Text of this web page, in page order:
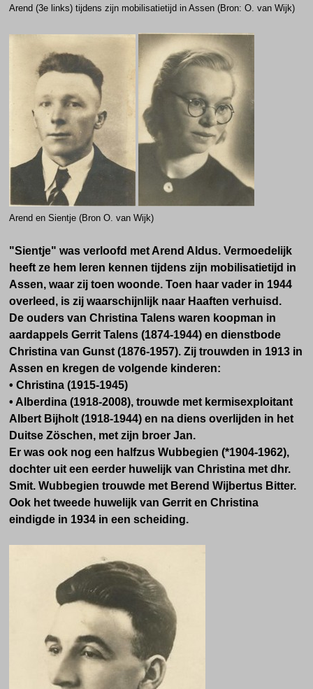
Arend (3e links) tijdens zijn mobilisatietijd in Assen (Bron: O. van Wijk)
Arend en Sientje (Bron O. van Wijk)
"Sientje" was verloofd met Arend Aldus. Vermoedelijk
heeft ze hem leren kennen tijdens zijn mobilisatietijd in
Assen, waar zij toen woonde. Toen haar vader in 1944
overleed, is zij waarschijnlijk naar Haaften verhuisd.
De ouders van Christina Talens waren koopman in
aardappels Gerrit Talens (1874-1944) en dienstbode
Christina van Gunst (1876-1957). Zij trouwden in 1913 in
Assen en kregen de volgende kinderen:
• Christina (1915-1945)
• Alberdina (1918-2008), trouwde met kermisexploitant
Albert Bijholt (1918-1944) en na diens overlijden in het
Duitse Zöschen, met zijn broer Jan.
Er was ook nog een halfzus Wubbegien (*1904-1962),
dochter uit een eerder huwelijk van Christina met dhr.
Smit. Wubbegien trouwde met Berend Wijbertus Bitter.
Ook het tweede huwelijk van Gerrit en Christina
eindigde in 1934 in een scheiding.